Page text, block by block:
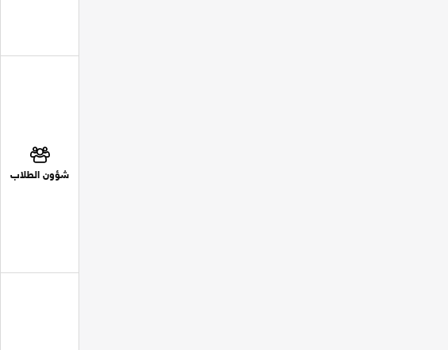
شؤون الطلاب